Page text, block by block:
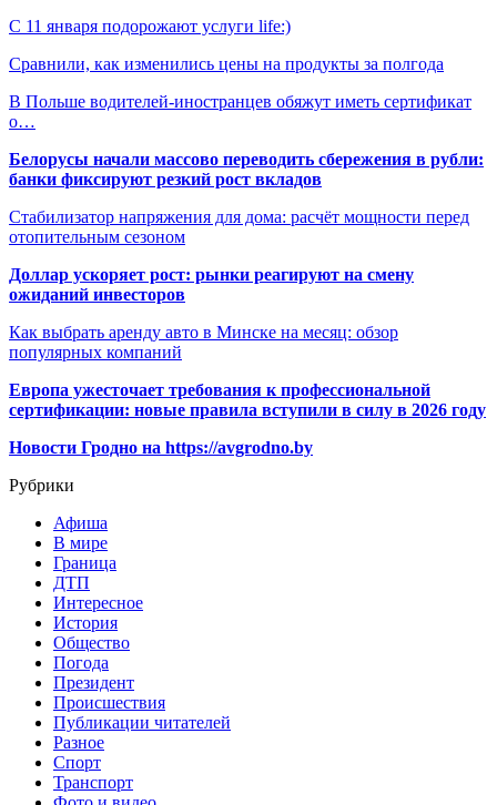
С 11 января подорожают услуги life:)
Сравнили, как изменились цены на продукты за полгода
В Польше водителей-иностранцев обяжут иметь сертификат
о…
Белорусы начали массово переводить сбережения в рубли:
банки фиксируют резкий рост вкладов
Стабилизатор напряжения для дома: расчёт мощности перед
отопительным сезоном
Доллар ускоряет рост: рынки реагируют на смену
ожиданий инвесторов
Как выбрать аренду авто в Минске на месяц: обзор
популярных компаний
Европа ужесточает требования к профессиональной
сертификации: новые правила вступили в силу в 2026 году
Новости Гродно на https://avgrodno.by
Рубрики
Афиша
В мире
Граница
ДТП
Интересное
История
Общество
Погода
Президент
Происшествия
Публикации читателей
Разное
Спорт
Транспорт